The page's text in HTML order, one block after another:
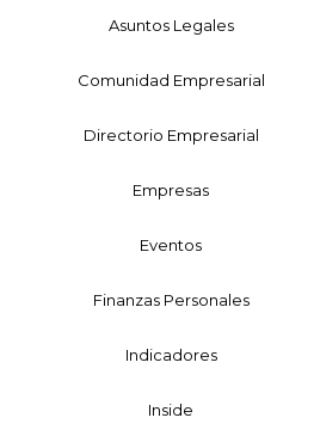
Asuntos Legales
Comunidad Empresarial
Directorio Empresarial
Empresas
Eventos
Finanzas Personales
Indicadores
Inside